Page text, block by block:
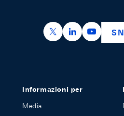
https://x.com/
https://
Informazioni per
Media